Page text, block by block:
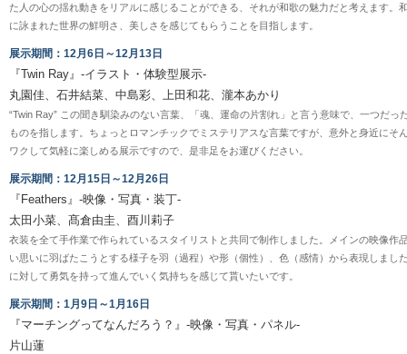
た人の心の揺れ動きをリアルに感じることができる、それが和歌の魅力だと考えます。
に詠まれた世界の鮮明さ、美しさを感じてもらうことを目指します。
展示期間：12月6日～12月13日
『Twin Ray』-イラスト・体験型展示-
丸園佳、石井結菜、中島彩、上田和花、瀧本あかり
“Twin Ray” この聞き馴染みのない言葉、「魂、運命の片割れ」と言う意味で、一つだっ
ものを指します。ちょっとロマンチックでミステリアスな言葉ですが、意外と身近にそ
ワクして気軽に楽しめる展示ですので、是非足をお運びください。
展示期間：12月15日～12月26日
『Feathers』-映像・写真・装丁-
太田小菜、髙倉由圭、酉川莉子
衣装を全て手作業で作られているスタイリストと共同で制作しました。メインの映像作
い思いに羽ばたこうとする様子を羽（過程）や形（個性）、色（感情）から表現しまし
に対して勇気を持って進んでいく気持ちを感じて貰いたいです。
展示期間：1月9日～1月16日
『マーチングってなんだろう？』-映像・写真・パネル-
片山蓮